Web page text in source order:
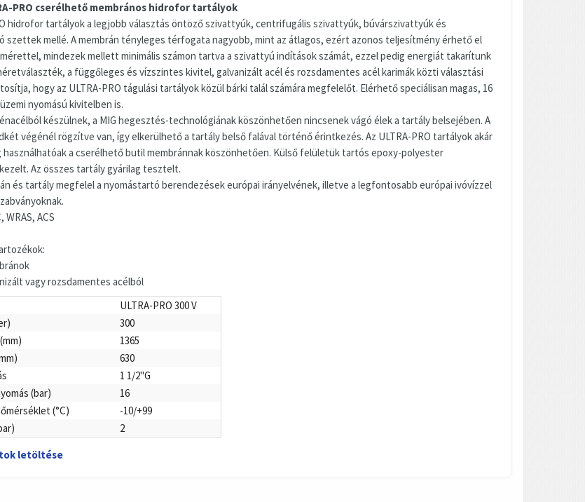
PRO cserélhető membrános hidrofor tartályok
hidrofor tartályok a legjobb választás öntöző szivattyúk, centrifugális szivattyúk, búvárszivattyúk és
szettek mellé. A membrán tényleges térfogata nagyobb, mint az átlagos, ezért azonos teljesítmény érhető el
mindezek mellett minimális számon tartva a szivattyú indítások számát, ezzel pedig energiát takarítunk
a függőleges és vízszintes kivitel, galvanizált acél és rozsdamentes acél karimák közti választási
hogy az ULTRA-PRO tágulási tartályok közül bárki talál számára megfelelőt. Elérhető speciálisan magas, 16
nyomású kivitelben is.
készülnek, a MIG hegesztés-technológiának köszönhetően nincsenek vágó élek a tartály belsejében. A
végénél rögzítve van, így elkerülhető a tartály belső falával történő érintkezés. Az ULTRA-PRO tartályok akár
használhatóak a cserélhető butil membránnak köszönhetően. Külső felületük tartós epoxy-polyester
Az összes tartály gyárilag tesztelt.
és tartály megfelel a nyomástartó berendezések európai irányelvének, illetve a legfontosabb európai ivóvízzel
WRAS, ACS
vagy rozsdamentes acélból
ULTRA-PRO 300 V
300
1365
630
1 1/2"G
(bar)
16
(°C)
-10/+99
2
letöltése